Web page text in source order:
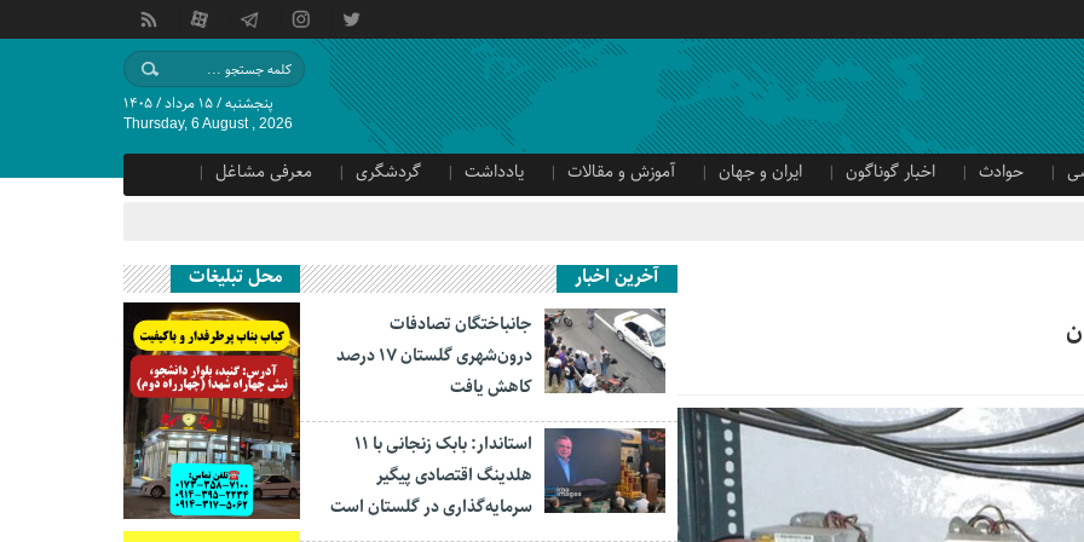
پنجشنبه / ۱۵ مرداد / ۱۴۰۵
Thursday, 6 August , 2026
حوادث اخبار گوناگون ایران و جهان آموزش و مقالات یادداشت گردشگری
معرفی مشاغل
آخرین اخبار
جانباختگان تصادفات
درون‌شهری گلستان ۱۷ درصد
کاهش یافت
استاندار: بابک زنجانی با ۱۱
هلدینگ اقتصادی پیگیر
سرمایه‌گذاری در گلستان است
محل تبلیغات